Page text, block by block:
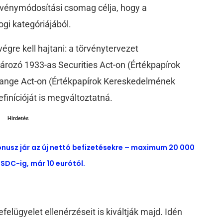
csomag célja, hogy a
kategóriájából.
kell hajtani: a törvénytervezet
1933-as Securities Act-on (Értékpapírok
Act-on (Értékpapírok Kereskedelmének
is megváltoztatná.
Hirdetés
jár az új nettó befizetésekre – maximum 20 000
ig, már 10 eurótól.
ellenérzéseit is kiváltják majd. Idén